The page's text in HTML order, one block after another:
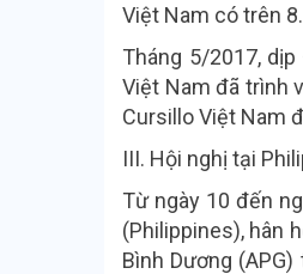
Việt Nam có trên
Tháng 5/2017,
Việt Nam đã trình
Cursillo Việt Nam
III. Hội nghị tại
Từ ngày 10 đến
(Philippines), hân
Bình Dương